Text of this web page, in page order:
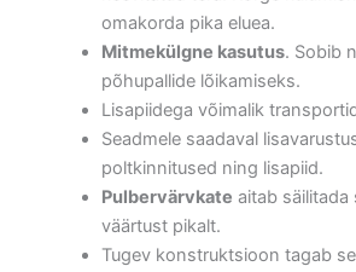
omakorda pika eluea.
Mitmekülgne kasutus. Sobib
põhupallide lõikamiseks.
Lisapiidega võimalik
Seadmele saadaval
poltkinnitused ning lisapiid.
Pulbervärvkate aitab säilitada
väärtust pikalt.
Tugev konstruktsioon tagab